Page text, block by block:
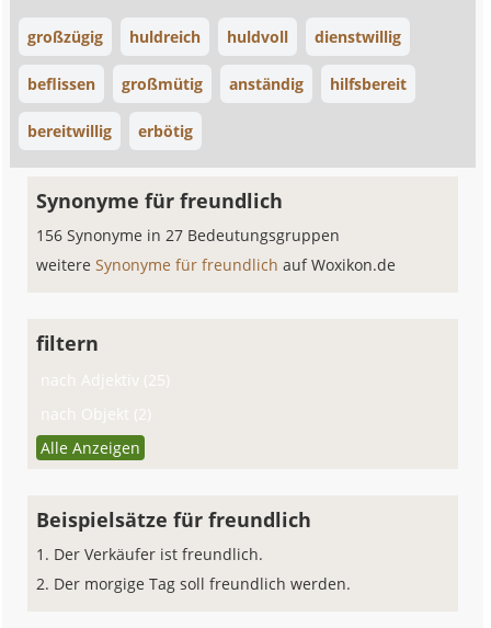
großzügig huldreich huldvoll dienstwillig
beflissen großmütig anständig hilfsbereit
bereitwillig erbötig
Synonyme für freundlich
156 Synonyme in 27 Bedeutungsgruppen
weitereSynonyme für freundlichauf Woxikon.de
filtern
nach Adjektiv (25)
nach Objekt (2)
Alle Anzeigen
Beispielsätze für freundlich
Der Verkäufer ist freundlich.
Der morgige Tag soll freundlich werden.